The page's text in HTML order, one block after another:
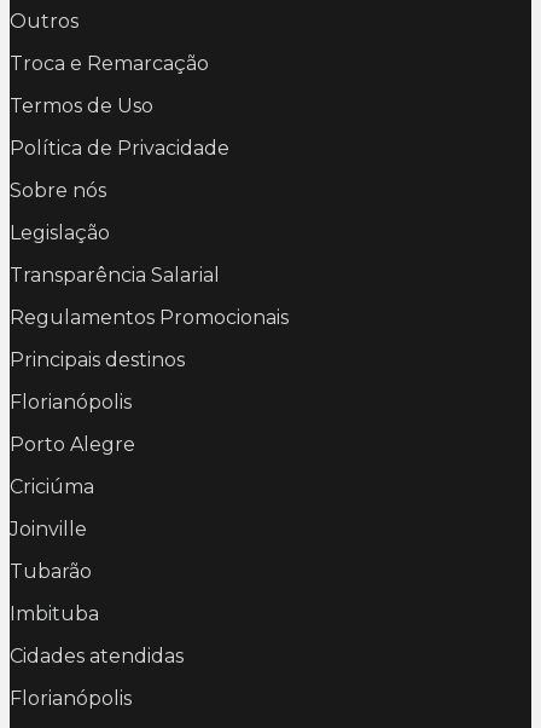
Outros
Troca e Remarcação
Termos de Uso
Política de Privacidade
Sobre nós
Legislação
Transparência Salarial
Regulamentos Promocionais
Principais destinos
Florianópolis
Porto Alegre
Criciúma
Joinville
Tubarão
Imbituba
Cidades atendidas
Florianópolis